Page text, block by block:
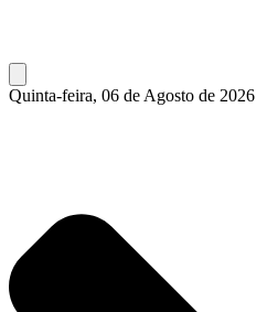
Quinta-feira, 06 de Agosto de 2026